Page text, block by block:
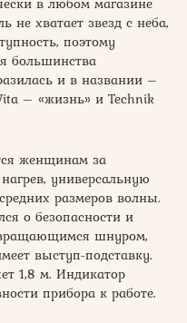
не хватает звезд с неба,
поэтому
большинства
и в названии –
– «жизнь» и Technik
женщинам за
универсальную
размеров волны.
о безопасности и
шнуром,
выступ-подставку.
1,8 м. Индикатор
прибора к работе.